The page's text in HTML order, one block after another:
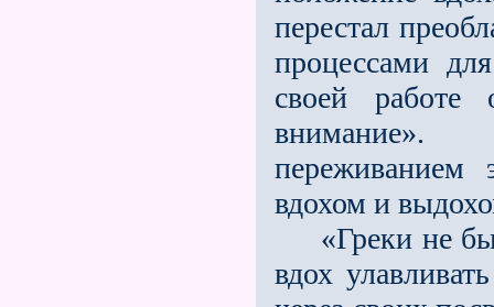
перестал
процессами
своей работе
переживанием
вдохом и
«Греки не
вдох